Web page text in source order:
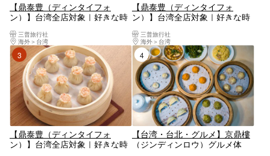
【鼎泰豊（ディンタイフォ
ン）】台湾全店対象｜好きな時
食！定番小籠包、ぷりぷりエビ
焼売など3種類の餃子やあん入
り小籠包セット）
三普旅行社
海外
台湾
【鼎泰豊（ディンタイフォ
ン）】台湾全店対象｜好きな時
ト- 特別コース（小籠包全種
類・排骨チャーハン付きセッ
ト）
三普旅行社
海外
台湾
3位
【鼎泰豊（ディンタイフォ
ン）】台湾全店対象｜好きな時
4位
【台湾・台北・グルメ】京鼎樓
（ジンディンロウ）グルメ体